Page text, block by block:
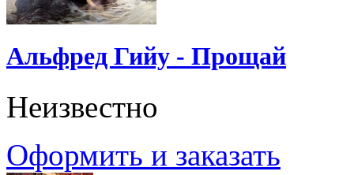
Альфред Гийу - Прощай
Неизвестно
Оформить и заказать